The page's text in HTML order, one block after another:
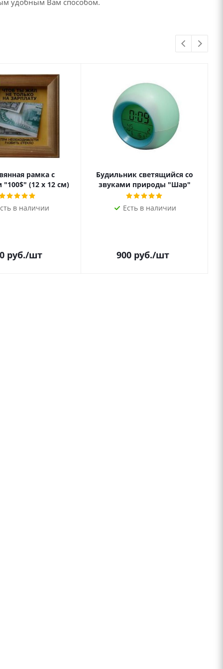
удобным Вам способом.
рамка с
"100$" (12 х 12 см)
в наличии
руб./шт
Будильник светящийся со
звуками природы "Шар"
Есть в наличии
900 руб./шт